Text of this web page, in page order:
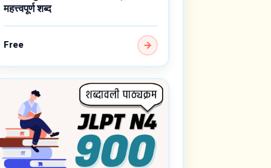
महत्त्वपूर्ण शब्द
Free